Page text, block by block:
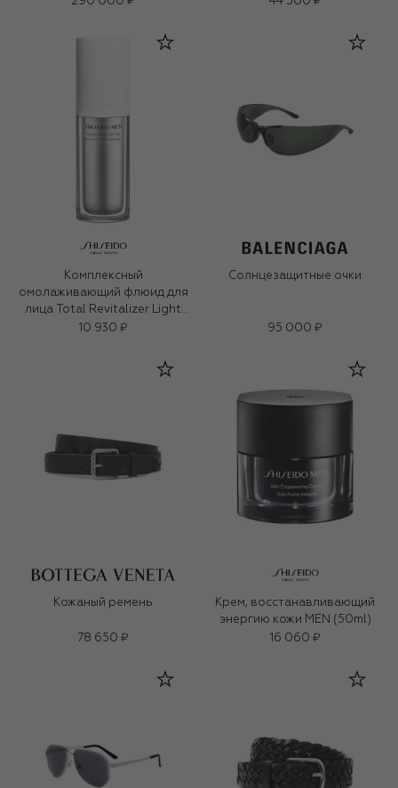
Комплексный
омолаживающий флюид для
лица Total Revitalizer Light
Fluid (70ml)
10 930 ₽
Солнцезащитные очки
95 000 ₽
Кожаный ремень
78 650 ₽
Крем, восстанавливающий
энергию кожи MEN (50ml)
16 060 ₽